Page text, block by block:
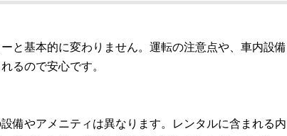
と基本的に変わりません。運転の注意点や、車内設備
るので安心です。
備やアメニティは異なります。レンタルに含まれる内